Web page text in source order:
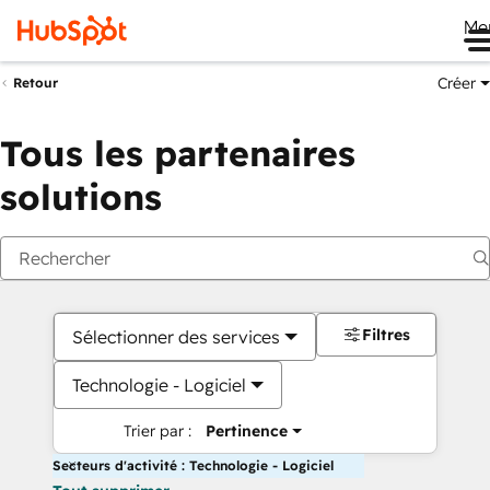
Retour Créer
Tous les partenaires
solutions
Sélectionner des services
Technologie - Logiciel
Trier par : Pertinence
Filtres
Secteurs d'activité : Technologie - Logiciel